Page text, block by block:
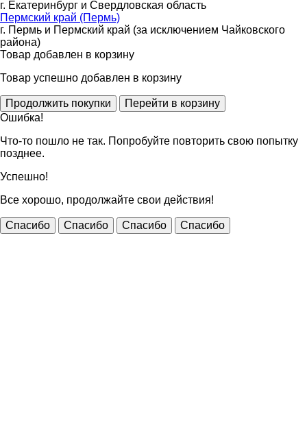
г. Екатеринбург и Свердловская область
Пермский край (Пермь)
г. Пермь и Пермский край (за исключением Чайковского
района)
Товар добавлен в корзину
Товар успешно добавлен в корзину
Ошибка!
Что-то пошло не так. Попробуйте повторить свою попытку
позднее.
Успешно!
Все хорошо, продолжайте свои действия!
Спасибо Спасибо Спасибо Спасибо